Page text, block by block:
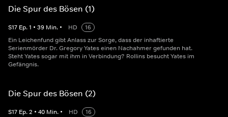
Die Spur des Bösen (1)
S17 Ep.1 • 39 Min. • HD
16
Ein Leichenfund gibt Anlass zur Sorge, dass der inhaftierte
Serienmörder Dr. Gregory Yates einen Nachahmer gefunden hat.
Steht Yates sogar mit ihm in Verbindung? Rollins besucht Yates im
Gefängnis.
Die Spur des Bösen (2)
S17 Ep.2 • 40 Min. • HD
16